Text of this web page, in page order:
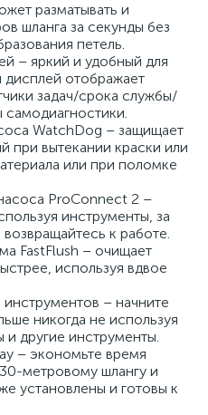
разматывать и
шланга за секунды без
петель.
– яркий и удобный для
отображает
задач/срока службы/
самодиагностики.
WatchDog – защищает
при вытекании краски или
или при поломке
ProConnect 2 –
инструменты, за
к работе.
FastFlush – очищает
используя вдвое
– начните
никогда не используя
и другие инструменты.
– экономьте время
метровому шлангу и
установлены и готовы к